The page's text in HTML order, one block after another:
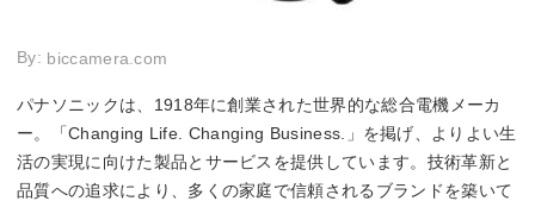
By: biccamera.com
パナソニックは、1918年に創業された世界的な総合電機メーカ
ー。「Changing Life. Changing Business.」を掲げ、よりよい生
活の実現に向けた製品とサービスを提供しています。技術革新と
品質への追求により、多くの家庭で信頼されるブランドを築いて